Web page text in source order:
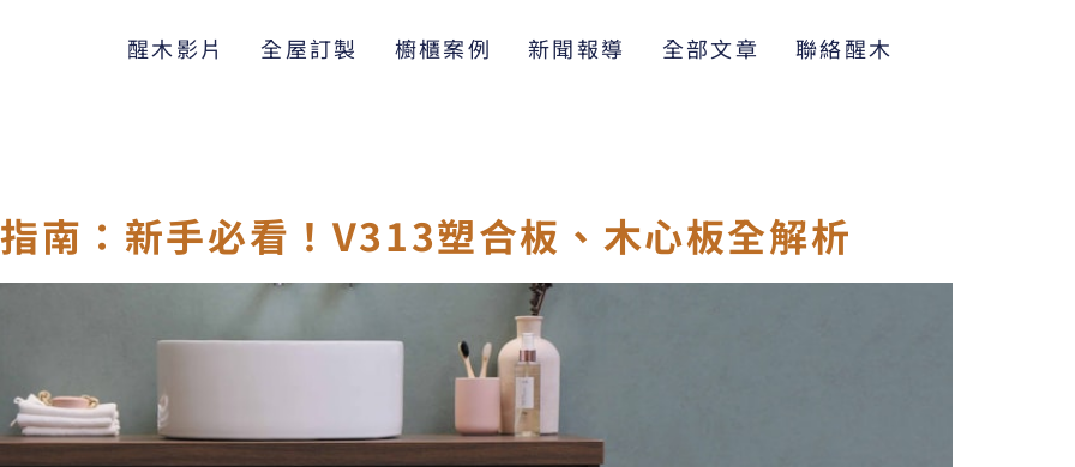
醒木影片 全屋訂製 櫥櫃案例 新聞報導 全部文章 聯絡醒木
南：新手必看！V313塑合板、木心板全解析